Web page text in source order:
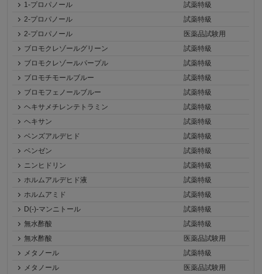
1-プロパノール
試薬特級
2-プロパノール
試薬特級
2-プロパノール
医薬品試験用
ブロモクレゾールグリーン
試薬特級
ブロモクレゾールパープル
試薬特級
ブロモチモールブルー
試薬特級
ブロモフェノールブルー
試薬特級
ヘキサメチレンテトラミン
試薬特級
ヘキサン
試薬特級
ベンズアルデヒド
試薬特級
ベンゼン
試薬特級
ニンヒドリン
試薬特級
ホルムアルデヒド液
試薬特級
ホルムアミド
試薬特級
D(-)-マンニトール
試薬特級
無水酢酸
試薬特級
無水酢酸
医薬品試験用
メタノール
試薬特級
メタノール
医薬品試験用